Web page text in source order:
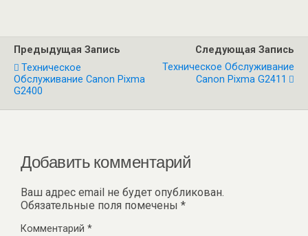
Предыдущая Запись
Техническое
Обслуживание Canon Pixma
G2400
Следующая Запись
Техническое Обслуживание
Canon Pixma G2411
Добавить комментарий
Ваш адрес email не будет опубликован.
Обязательные поля помечены *
Комментарий *